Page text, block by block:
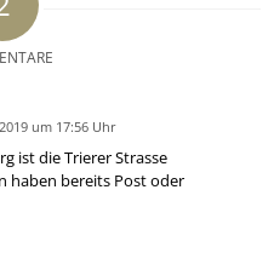
um 17:56 Uhr
ist die Trierer Strasse
haben bereits Post oder